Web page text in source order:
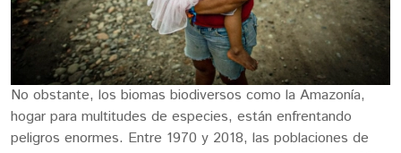
No obstante, los biomas biodiversos como la Amazonía,
hogar para multitudes de especies, están enfrentando
peligros enormes. Entre 1970 y 2018, las poblaciones de